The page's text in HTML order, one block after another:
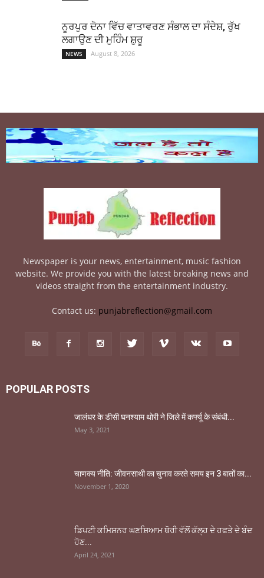
ਨੂਰਪੁਰ ਦੋਨਾ ਵਿੱਚ ਵਾਤਾਵਰਣ ਸੰਭਾਲ ਦਾ ਸੰਦੇਸ਼, ਰੁੱਖ
ਲਗਾਉਣ ਦੀ ਮੁਹਿੰਮ ਸ਼ੁਰੂ
NEWS August 8, 2026
Newspaper is your news, entertainment, music fashion
website. We provide you with the latest breaking news and
videos straight from the entertainment industry.
Contact us: punjabreflection@gmail.com
POPULAR POSTS
जालंधर के डीसी घनश्याम थोरी ने जिले में कर्फ्यू के संबंधी...
May 3, 2021
चाणक्य नीति: जीवनसाथी का चुनाव करते समय इन 3 बातों का...
November 1, 2020
ਡਿਪਟੀ ਕਮਿਸ਼ਨਰ ਘਣਸ਼ਿਆਮ ਥੋਰੀ ਵੱਲੋਂ ਕੱਲ੍ਹ ਦੇ ਹਫਤੇ ਦੇ ਬੰਦ
ਹੋਣ...
April 24, 2021